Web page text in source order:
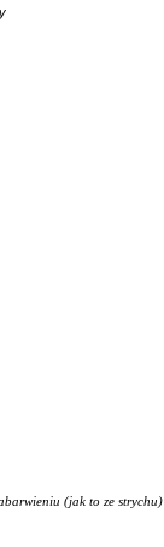
(jak to ze strychu)